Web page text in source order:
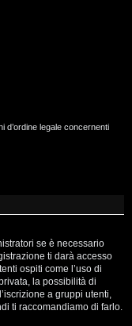
d’ordine legale concernenti
se è necessario
ti darà accesso
ospiti come l’uso di
la possibilità di
a gruppi utenti,
ti raccomandiamo di farlo.